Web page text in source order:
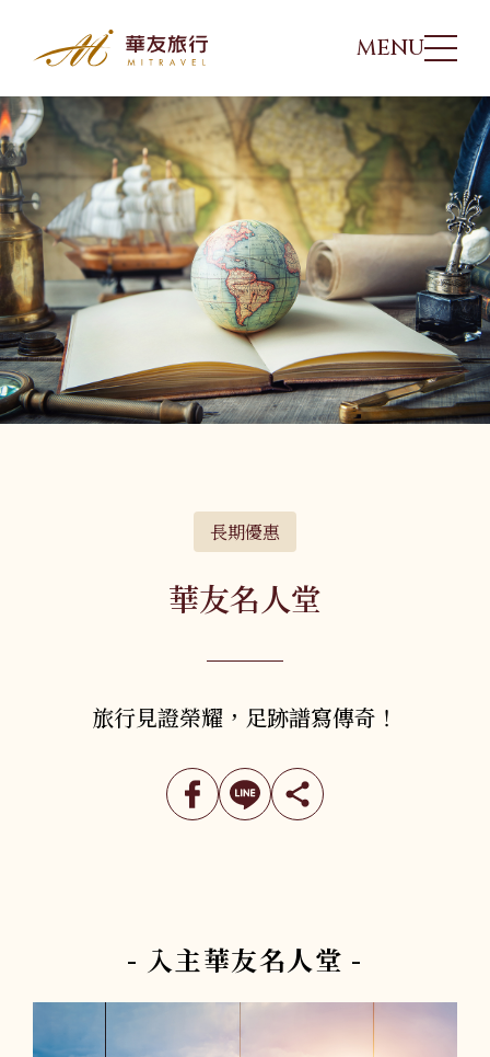
MENU
01華友行程
02出團日期
03 旅遊講座
04優惠方案
長期優惠
華友名人堂
旅行見證榮耀，足跡譜寫傳奇！
- 入主華友名人堂 -